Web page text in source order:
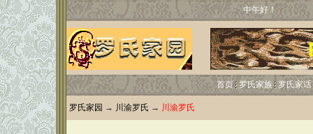
中午好！
首页 罗氏家族 罗氏家话
罗氏家园 → 川渝罗氏 → 川渝罗氏